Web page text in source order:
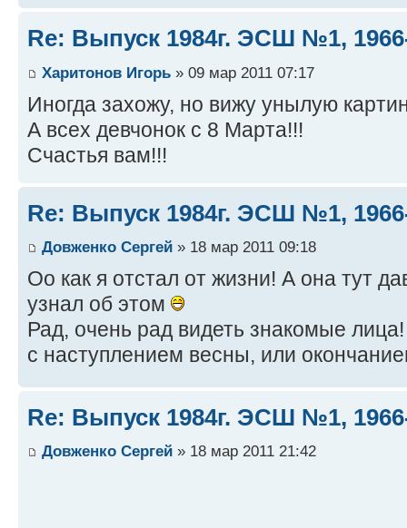
Re: Выпуск 1984г. ЭСШ №1,
Харитонов Игорь » 09 мар 2011 07:17
Иногда захожу, но вижу унылую
А всех девчонок с 8 Марта!!!
Счастья вам!!!
Re: Выпуск 1984г. ЭСШ №1,
Довженко Сергей » 18 мар 2011 09:18
Оо как я отстал от жизни! А она тут
узнал об этом
Рад, очень рад видеть знакомые
с наступлением весны, или
Re: Выпуск 1984г. ЭСШ №1,
Довженко Сергей » 18 мар 2011 21:42